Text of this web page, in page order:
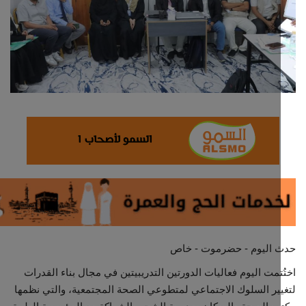
ثقافة وفن
اقتصاد
التقارير والحوارات
مؤسسة حدث اليوم
الطقس
صحة
منصة حرة
تكنولوجيا وسيارات
اليوم - حضرموت - خاص
اليوم فعاليات الدورتين التدريبيتين في مجال بناء القدرات
السلوك الاجتماعي لمتطوعي الصحة المجتمعية، والتي نظمها